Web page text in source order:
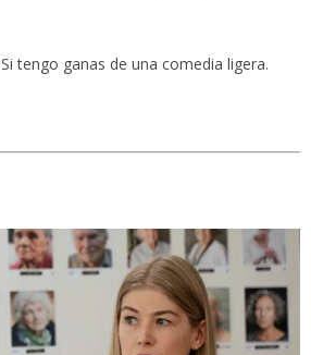
Si tengo ganas de una comedia ligera.